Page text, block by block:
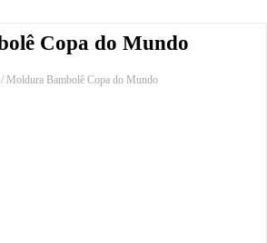
Copa do Mundo
/ Moldura Bambolê Copa do Mundo